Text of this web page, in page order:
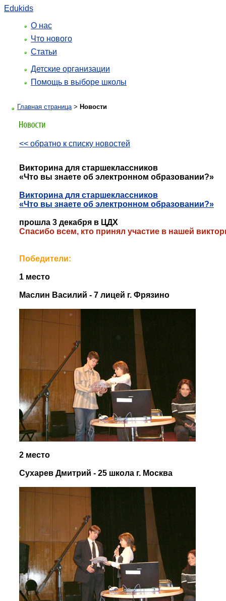
Edukids
О нас
Что нового
Статьи
Детские организации
Помощь в выборе школы
Главная страница> Новости
<< обратно к списку новостей
Викторина для старшеклассников
«Что вы знаете об электронном образовании?»
Викторина для старшеклассников
«Что вы знаете об электронном образовании?»
прошла 3 декабря в ЦДХ
Спасибо всем, кто принял участие в нашей
Победители:
1 место
Маслин Василий - 7 лицей г. Фрязино
2 место
Сухарев Дмитрий - 25 школа г. Москва